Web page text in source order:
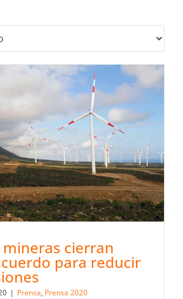
cierran
para reducir
| Prensa, Prensa 2020